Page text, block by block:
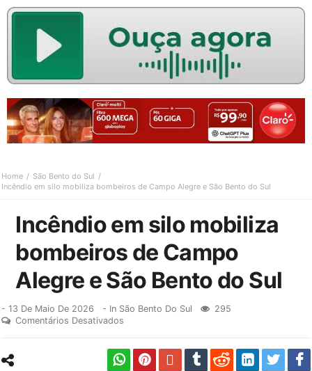
Home
São Bento do Sul
Incêndio em silo mobiliza bombeiros de Campo Alegre e São Bento do Sul
Incêndio em silo mobiliza
bombeiros de Campo
Alegre e São Bento do Sul
-13 De Maio De 2026 - In São Bento Do Sul
295
Comentários Desativados